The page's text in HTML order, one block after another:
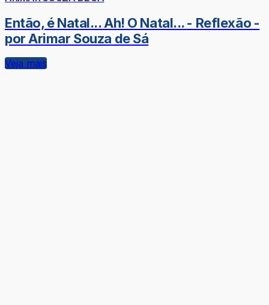
Então, é Natal... Ah! O Natal... - Reflexão -
por Arimar Souza de Sá
Veja mais